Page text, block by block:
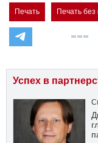
Печать Печать
Успех в